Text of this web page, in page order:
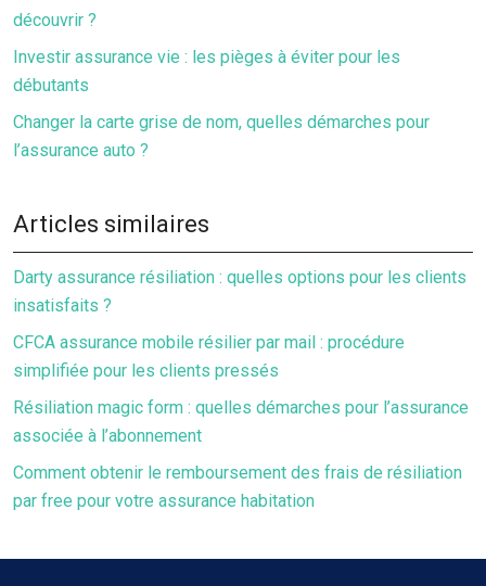
découvrir ?
Investir assurance vie : les pièges à éviter pour les
débutants
Changer la carte grise de nom, quelles démarches pour
l’assurance auto ?
Articles similaires
Darty assurance résiliation : quelles options pour les clients
insatisfaits ?
CFCA assurance mobile résilier par mail : procédure
simplifiée pour les clients pressés
Résiliation magic form : quelles démarches pour l’assurance
associée à l’abonnement
Comment obtenir le remboursement des frais de résiliation
par free pour votre assurance habitation